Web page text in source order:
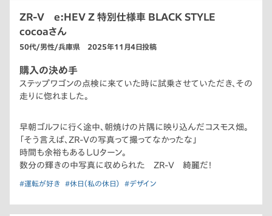
ZR-V e:HEV Z 特別仕様車 BLACK STYLE
cocoaさん
50代/男性/兵庫県 2025年11月4日投稿
購入の決め手
ステップワゴンの点検に来ていた時に試乗させていただき、その
走りに惚れました。
早朝ゴルフに行く途中、朝焼けの片隅に映り込んだコスモス畑。
「そう言えば、ZR-Vの写真って撮ってなかったな」
時間も余裕もあるしUターン。
数分の輝きの中写真に収められた ZR-V 綺麗だ！
#運転が好き #休日（私の休日） #デザイン